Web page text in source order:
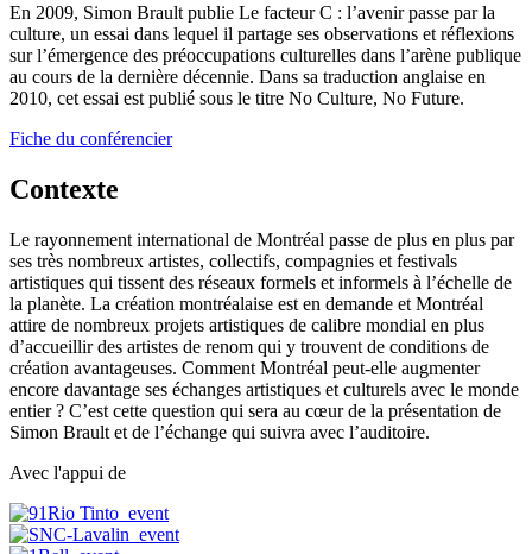
En 2009, Simon Brault publie Le facteur C : l’avenir passe par la
culture, un essai dans lequel il partage ses observations et réflexions
sur l’émergence des préoccupations culturelles dans l’arène publique
au cours de la dernière décennie. Dans sa traduction anglaise en
2010, cet essai est publié sous le titre No Culture, No Future.
Fiche du conférencier
Contexte
Le rayonnement international de Montréal passe de plus en plus par
ses très nombreux artistes, collectifs, compagnies et festivals
artistiques qui tissent des réseaux formels et informels à l’échelle de
la planète. La création montréalaise est en demande et Montréal
attire de nombreux projets artistiques de calibre mondial en plus
d’accueillir des artistes de renom qui y trouvent de conditions de
création avantageuses. Comment Montréal peut-elle augmenter
encore davantage ses échanges artistiques et culturels avec le monde
entier ? C’est cette question qui sera au cœur de la présentation de
Simon Brault et de l’échange qui suivra avec l’auditoire.
Avec l'appui de